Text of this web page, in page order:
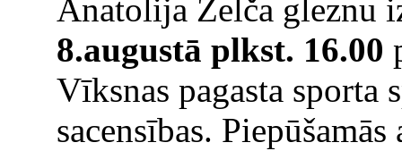
Anatolija Zelča gleznu
8.augustā plkst. 16.00
Vīksnas pagasta sporta
sacensības.